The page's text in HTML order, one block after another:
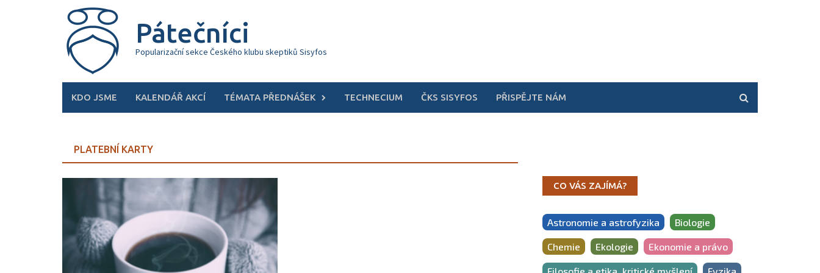
Pátečníci
Popularizační sekce Českého klubu skeptiků Sisyfos
KDO JSME KALENDÁŘ AKCÍ TÉMATA PŘEDNÁŠEK TECHNECIUM ČKS SISYFOS PŘISPĚJTE NÁM
PLATEBNÍ KARTY
CO VÁS ZAJÍMÁ?
Astronomie a astrofyzika Biologie
Chemie Ekologie Ekonomie a právo